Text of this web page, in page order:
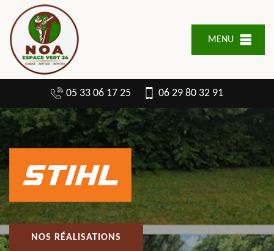
MENU
05 33 06 17 25 06 29 80 32 91
NOS RÉALISATIONS